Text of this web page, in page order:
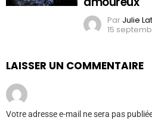
Par Julie
15
LAISSER UN COMMENTAIRE
Votre adresse e-mail ne sera pas